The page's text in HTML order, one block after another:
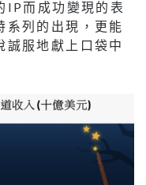
IP而成功變現的表
系列的出現，更能
誠服地獻上口袋中